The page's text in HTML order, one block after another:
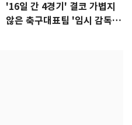
'16일 간 4경기' 결코 가볍지
않은 축구대표팀 '임시 감독'